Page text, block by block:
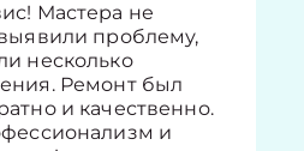
Мастера не
проблему,
несколько
Ремонт был
и качественно.
и